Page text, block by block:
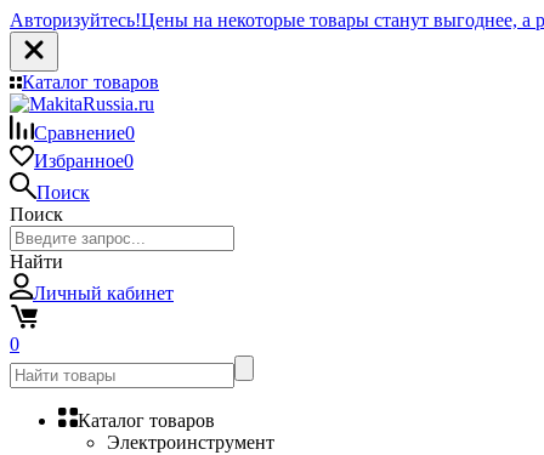
Авторизуйтесь!Цены на некоторые товары станут выгоднее, а
Каталог товаров
Сравнение0
Избранное0
Поиск
Поиск
Найти
Личный кабинет
0
Каталог товаров
Электроинструмент